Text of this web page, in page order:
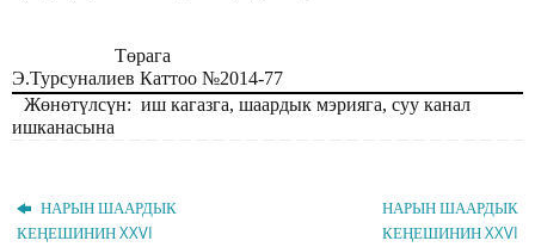
Төрага
Э.Турсуналиев Каттоо №2014-77
Жөнөтүлсүн: иш кагазга, шаардык мэрияга, суу канал
ишканасына
НАРЫН ШААРДЫК
КЕҢЕШИНИН XXVI
НАРЫН ШААРДЫК
КЕҢЕШИНИН XXVI